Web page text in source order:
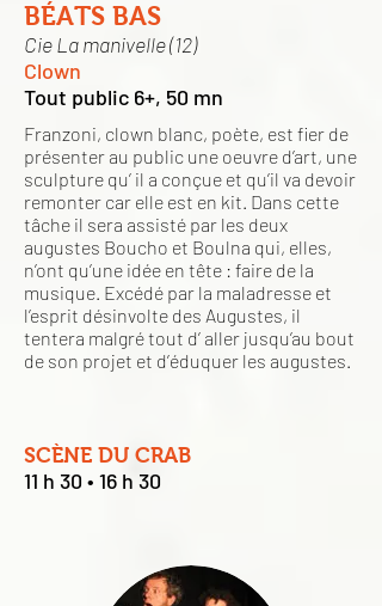
BÉATS BAS
Cie La manivelle (12)
Clown
Tout public 6+, 50 mn
Franzoni, clown blanc, poète, est fier de
présenter au public une oeuvre d’art, une
sculpture qu’ il a conçue et qu’il va devoir
remonter car elle est en kit. Dans cette
tâche il sera assisté par les deux
augustes Boucho et Boulna qui, elles,
n’ont qu’une idée en tête : faire de la
musique. Excédé par la maladresse et
l’esprit désinvolte des Augustes, il
tentera malgré tout d’ aller jusqu’au bout
de son projet et d’éduquer les augustes.
SCÈNE DU CRAB
11 h 30 • 16 h 30